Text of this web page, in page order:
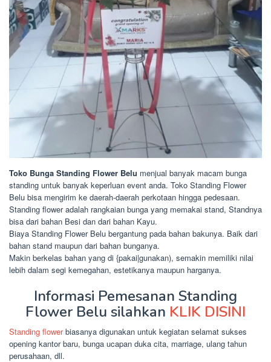
Toko Bunga Standing Flower Belu menjual banyak macam bunga
standing untuk banyak keperluan event anda. Toko Standing Flower
Belu bisa mengirim ke daerah-daerah perkotaan hingga pedesaan.
Standing flower adalah rangkaian bunga yang memakai stand, Standnya
bisa dari bahan Besi dan dari bahan Kayu.
Biaya Standing Flower Belu bergantung pada bahan bakunya. Baik dari
bahan stand maupun dari bahan bunganya.
Makin berkelas bahan yang di {pakai|gunakan), semakin memiliki nilai
lebih dalam segi kemegahan, estetikanya maupun harganya.
Informasi Pemesanan Standing
Flower Belu silahkan KLIK DISINI
Standing flowerbiasanya digunakan untuk kegiatan selamat sukses
opening kantor baru, bunga ucapan duka cita, marriage, ulang tahun
perusahaan, dll.